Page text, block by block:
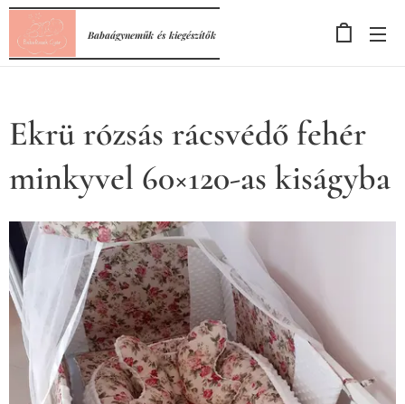
Babaágyneműk és kiegészítők
Ekrü rózsás rácsvédő fehér
minkyvel 60×120-as kiságyba